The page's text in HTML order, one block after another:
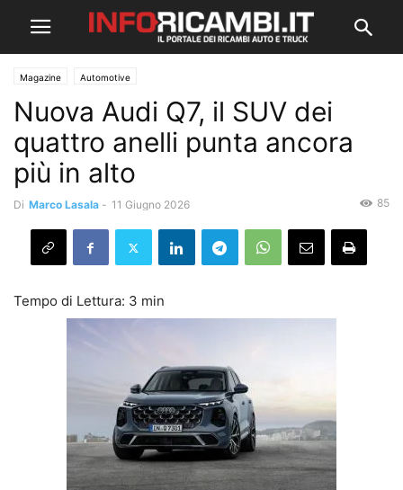
Magazine Automotive
Nuova Audi Q7, il SUV dei
quattro anelli punta ancora
più in alto
Di Marco Lasala - 11 Giugno 2026 85